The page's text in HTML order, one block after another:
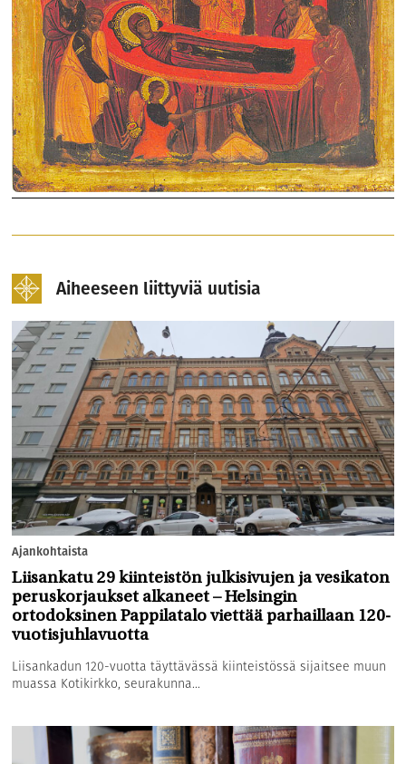
Aiheeseen liittyviä uutisia
Ajankohtaista
Liisankatu 29 kiinteistön julkisivujen ja vesikaton
peruskorjaukset alkaneet – Helsingin
ortodoksinen Pappilatalo viettää parhaillaan 120-
vuotisjuhlavuotta
Liisankadun 120-vuotta täyttävässä kiinteistössä sijaitsee muun
muassa Kotikirkko, seurakunna...